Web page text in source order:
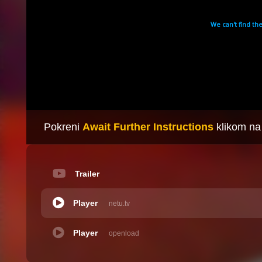
Pokreni Await Further Instructions klikom
Trailer
netu.tv
Player
openload
Player